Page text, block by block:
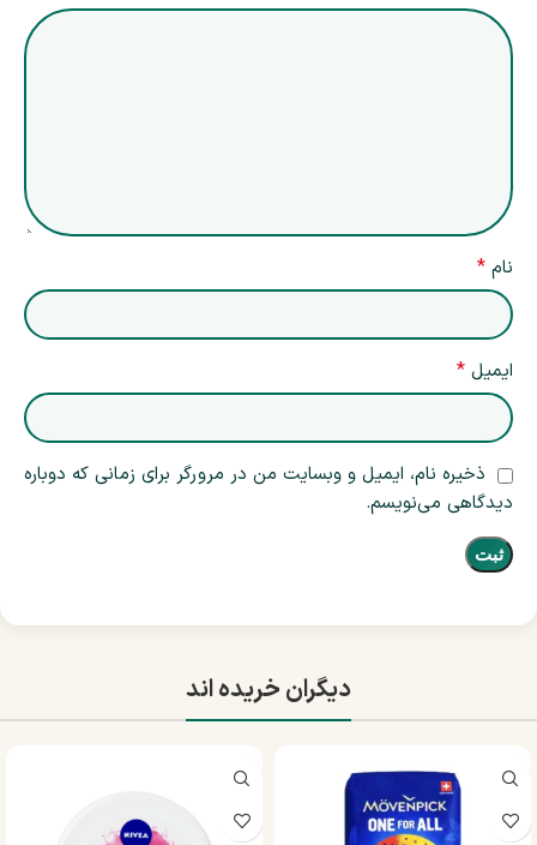
نام *
ایمیل *
ذخیره نام، ایمیل و وبسایت من در مرورگر برای زمانی که دوباره
دیدگاهی می‌نویسم.
دیگران خریده اند